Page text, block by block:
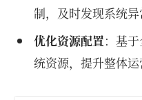
制，及时发现系统异
优化资源配置：基
统资源，提升整体运